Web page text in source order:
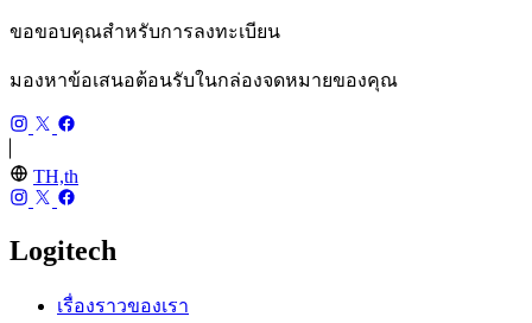
ขอขอบคุณสำหรับการลงทะเบียน
มองหาข้อเสนอต้อนรับในกล่องจดหมายของคุณ
TH,th
Logitech
เรื่องราวของเรา